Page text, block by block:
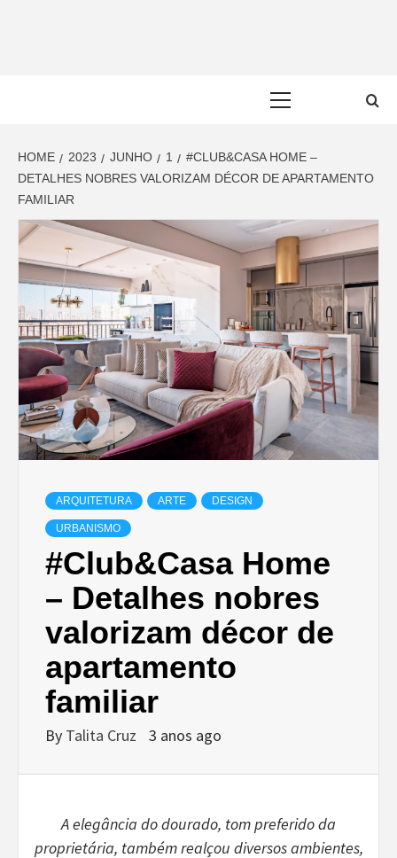
HOME 2023 JUNHO 1
#CLUB&CASA HOME –
DETALHES NOBRES VALORIZAM DÉCOR DE APARTAMENTO
FAMILIAR
ARQUITETURA ARTE DESIGN
URBANISMO
#Club&Casa Home
– Detalhes nobres
valorizam décor de
apartamento
familiar
By Talita Cruz 3 anos ago
A elegância do dourado, tom preferido da
proprietária, também realçou diversos ambientes,